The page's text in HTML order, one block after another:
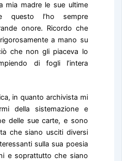
mia madre le sue ultime
questo l’ho sempre
onore. Ricordo che
a mano su
che non gli piaceva lo
di fogli l’intera
in quanto archivista mi
della sistemazione e
delle sue carte, e sono
che siano usciti diversi
sulla sua poesia
e soprattutto che siano